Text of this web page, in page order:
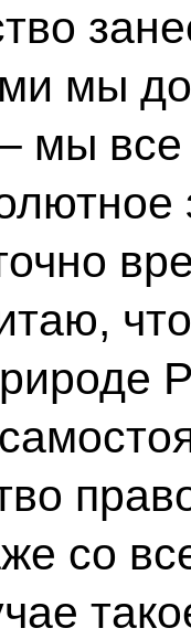
мы до
мы
со